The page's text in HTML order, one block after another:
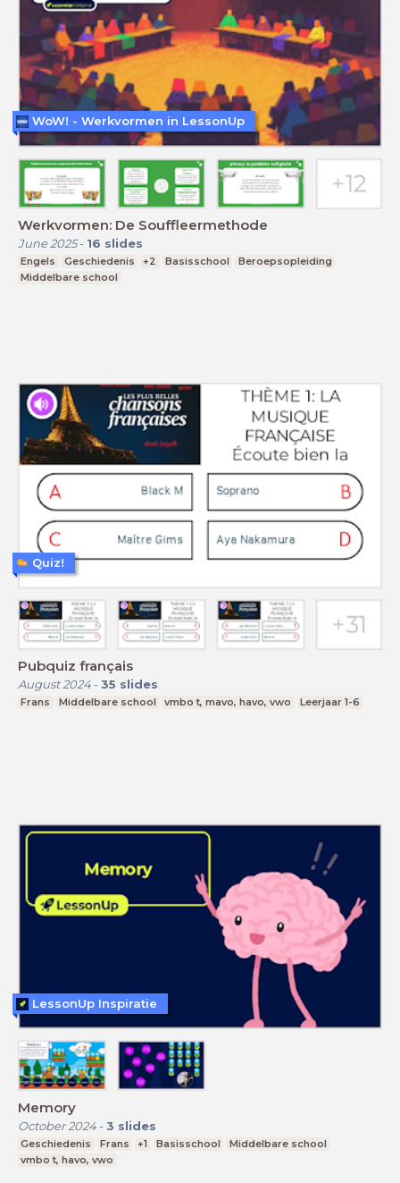
Werkvormen: De Souffleermethode
June 2025- 16 slides
Engels Geschiedenis +2 Basisschool
Beroepsopleiding
Middelbare school
WoW! - Werkvormen in LessonUp
Pubquiz français
August 2024- 35 slides
Frans Middelbare school vmbo t, mavo, havo, vwo Leerjaar 1-6
Quiz!
Memory
October 2024- 3 slides
Geschiedenis Frans +1 Basisschool
Middelbare school
vmbo t, havo, vwo
LessonUp Inspiratie